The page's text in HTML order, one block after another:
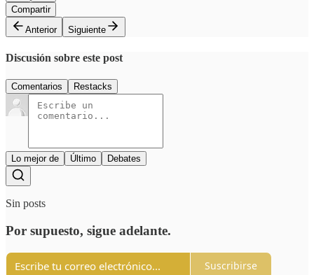
Compartir
Anterior
Siguiente
Discusión sobre este post
Comentarios Restacks
Lo mejor de Último Debates
Sin posts
Por supuesto, sigue adelante.
Suscribirse